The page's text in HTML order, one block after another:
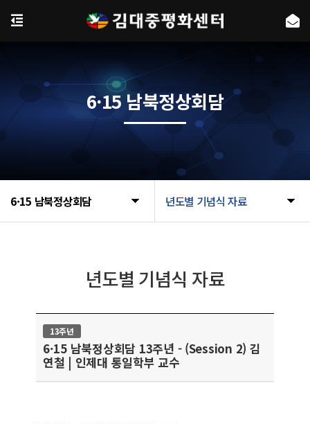
6·15 남북정상회담 년도별 기념식 자료
6·15 남북정상회담
년도별 기념식 자료
13주년
6·15 남북정상회담 13주년 - (Session 2) 김
연철 | 인제대 통일학부 교수